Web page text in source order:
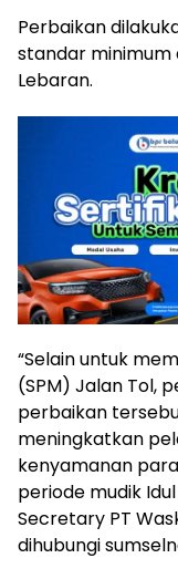
Perbaikan
standar
Lebaran.
“Selain untuk
(SPM) Jalan Tol,
perbaikan
meningkatkan
kenyamanan
periode mudik
Secretary PT
dihubungi